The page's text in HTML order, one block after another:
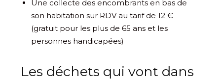
Une collecte des encombrants en bas de
son habitation sur RDV au tarif de 12 €
(gratuit pour les plus de 65 ans et les
personnes handicapées)
Les déchets qui vont dans